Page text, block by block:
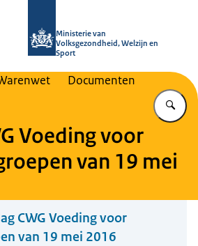
Ministerie van
Volksgezondheid, Welzijn en
Sport
Documenten
Voeding voor
van 19 mei
CWG Voeding voor
van 19 mei 2016